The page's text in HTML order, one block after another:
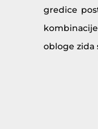
gredice
obloge zida